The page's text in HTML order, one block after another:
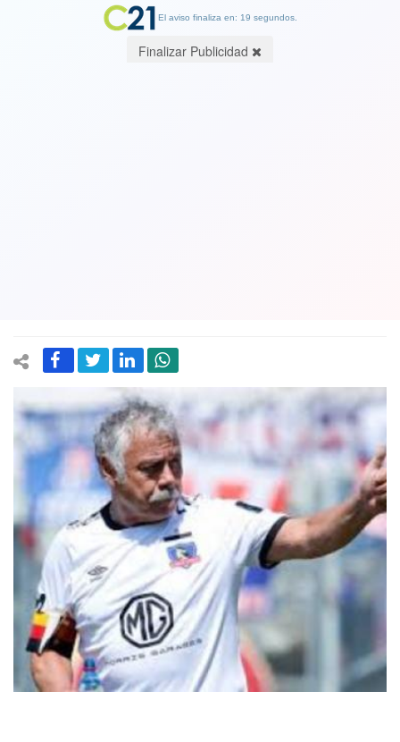
El aviso finaliza en: 19 segundos.
Finalizar Publicidad